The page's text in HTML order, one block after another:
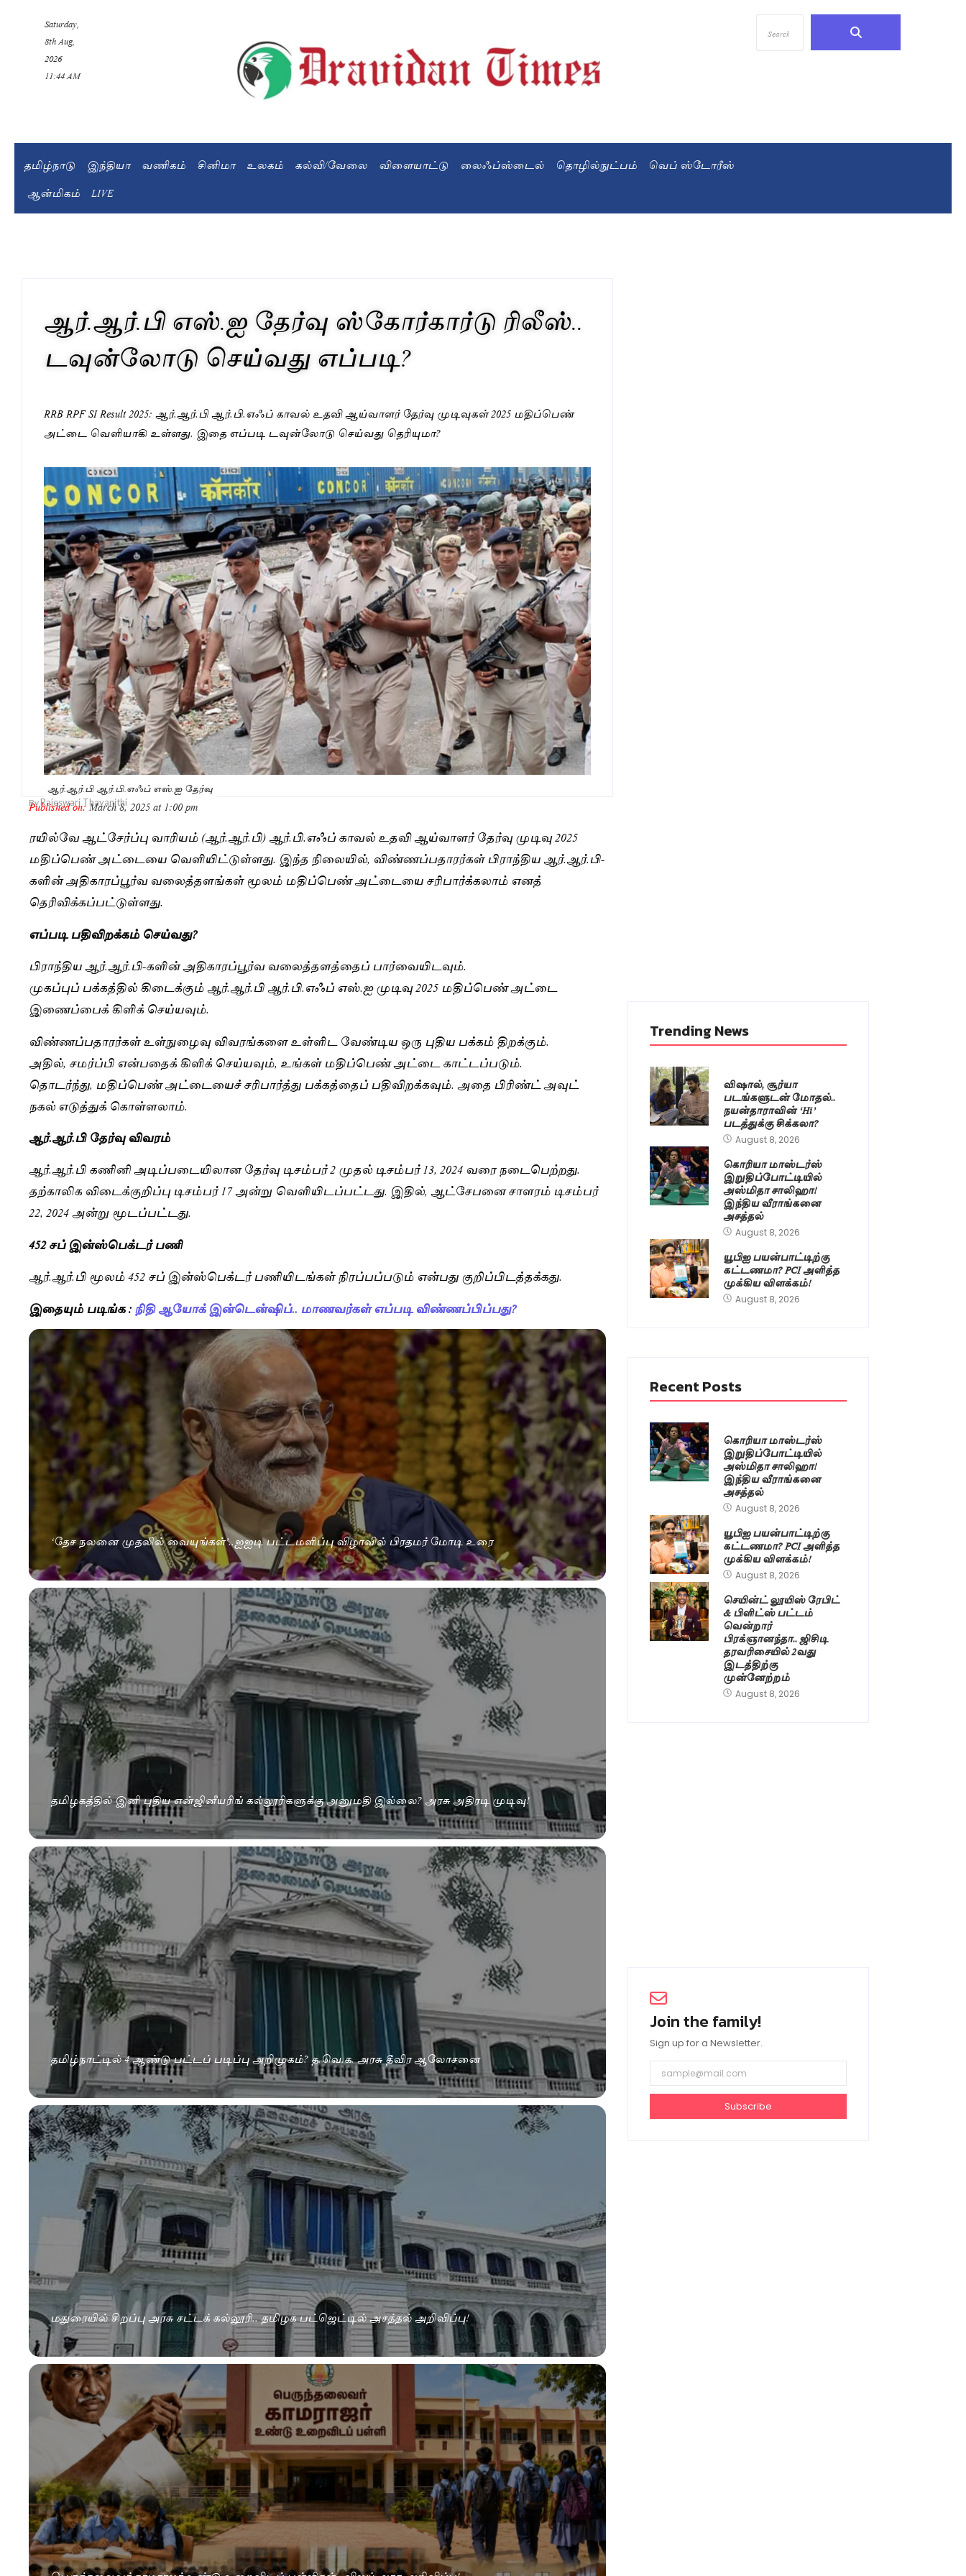
Saturday,
8th Aug,
2026
11:44 AM
தமிழ்நாடு இந்தியா வணிகம் சினிமா உலகம் கல்வி/வேலை விளையாட்டு லைஃப்ஸ்டைல் தொழில்நுட்பம்
வெப் ஸ்டோரீஸ்
ஆன்மிகம்
LIVE
ஆர்.ஆர்.பி எஸ்.ஐ தேர்வு ஸ்கோர்கார்டு ரிலீஸ்..
டவுன்லோடு செய்வது எப்படி?
RRB RPF SI Result 2025: ஆர்.ஆர்.பி ஆர்.பி.எஃப் காவல் உதவி ஆய்வாளர் தேர்வு முடிவுகள் 2025 மதிப்பெண்
அட்டை வெளியாகி உள்ளது. இதை எப்படி டவுன்லோடு செய்வது தெரியுமா?
ஆர்.ஆர்.பி ஆர்.பி.எஃப் எஸ்.ஐ தேர்வு
By Rajeswari Thayanithi
Published on:March 8, 2025 at 1:00 pm
ரயில்வே ஆட்சேர்ப்பு வாரியம் (ஆர்.ஆர்.பி) ஆர்.பி.எஃப் காவல் உதவி ஆய்வாளர் தேர்வு முடிவு 2025
மதிப்பெண் அட்டையை வெளியிட்டுள்ளது. இந்த நிலையில், விண்ணப்பதாரர்கள் பிராந்திய ஆர்.ஆர்.பி-
களின் அதிகாரப்பூர்வ வலைத்தளங்கள் மூலம் மதிப்பெண் அட்டையை சரிபார்க்கலாம் எனத்
தெரிவிக்கப்பட்டுள்ளது.
எப்படி பதிவிறக்கம் செய்வது?
பிராந்திய ஆர்.ஆர்.பி-களின் அதிகாரப்பூர்வ வலைத்தளத்தைப் பார்வையிடவும்.
முகப்புப் பக்கத்தில் கிடைக்கும் ஆர்.ஆர்.பி ஆர்.பி.எஃப் எஸ்.ஐ முடிவு 2025 மதிப்பெண் அட்டை
இணைப்பைக் கிளிக் செய்யவும்.
விண்ணப்பதாரர்கள் உள்நுழைவு விவரங்களை உள்ளிட வேண்டிய ஒரு புதிய பக்கம் திறக்கும்.
அதில், சமர்ப்பி என்பதைக் கிளிக் செய்யவும், உங்கள் மதிப்பெண் அட்டை காட்டப்படும்.
தொடர்ந்து, மதிப்பெண் அட்டையைச் சரிபார்த்து பக்கத்தைப் பதிவிறக்கவும். அதை பிரிண்ட் அவுட்
நகல் எடுத்துக் கொள்ளலாம்.
ஆர்.ஆர்.பி தேர்வு விவரம்
ஆர்.ஆர்.பி கணினி அடிப்படையிலான தேர்வு டிசம்பர் 2 முதல் டிசம்பர் 13, 2024 வரை நடைபெற்றது.
தற்காலிக விடைக்குறிப்பு டிசம்பர் 17 அன்று வெளியிடப்பட்டது. இதில், ஆட்சேபனை சாளரம் டிசம்பர்
22, 2024 அன்று மூடப்பட்டது.
452 சப் இன்ஸ்பெக்டர் பணி
ஆர்.ஆர்.பி மூலம் 452 சப் இன்ஸ்பெக்டர் பணியிடங்கள் நிரப்பப்படும் என்பது குறிப்பிடத்தக்கது.
இதையும் படிங்க :நிதி ஆயோக் இன்டென்ஷிப்.. மாணவர்கள் எப்படி விண்ணப்பிப்பது?
‘தேச நலனை முதலில் வையுங்கள்’..ஐஐடி பட்டமளிப்பு விழாவில் பிரதமர் மோடி உரை
தமிழகத்தில் இனி புதிய என்ஜினீயரிங் கல்லூரிகளுக்கு அனுமதி இல்லை? அரசு அதிரடி முடிவு!
தமிழ்நாட்டில் 4 ஆண்டு பட்டப் படிப்பு அறிமுகம்? த.வெ.க. அரசு தீவிர ஆலோசனை
மதுரையில் சிறப்பு அரசு சட்டக் கல்லூரி.. தமிழக பட்ஜெட்டில் அசத்தல் அறிவிப்பு!
Trending News
விஷால், சூர்யா
படங்களுடன் மோதல்..
நயன்தாராவின் ‘Hi’
படத்துக்கு சிக்கலா?
August 8, 2026
கொரியா மாஸ்டர்ஸ்
இறுதிப்போட்டியில்
அஸ்மிதா சாலிஹா!
இந்திய வீராங்கனை
அசத்தல்
August 8, 2026
யூபிஐ பயன்பாட்டிற்கு
கட்டணமா? PCI அளித்த
முக்கிய விளக்கம்!
August 8, 2026
Recent Posts
கொரியா மாஸ்டர்ஸ்
இறுதிப்போட்டியில்
அஸ்மிதா சாலிஹா!
இந்திய வீராங்கனை
அசத்தல்
August 8, 2026
யூபிஐ பயன்பாட்டிற்கு
கட்டணமா? PCI அளித்த
முக்கிய விளக்கம்!
August 8, 2026
செயின்ட் லூயிஸ் ரேபிட்
& பிளிட்ஸ் பட்டம்
வென்றார்
பிரக்ஞானந்தா.. ஜிசிடி
தரவரிசையில் 2வது
இடத்திற்கு
முன்னேற்றம்
August 8, 2026
Join the family!
Sign up for a Newsletter.
Subscribe